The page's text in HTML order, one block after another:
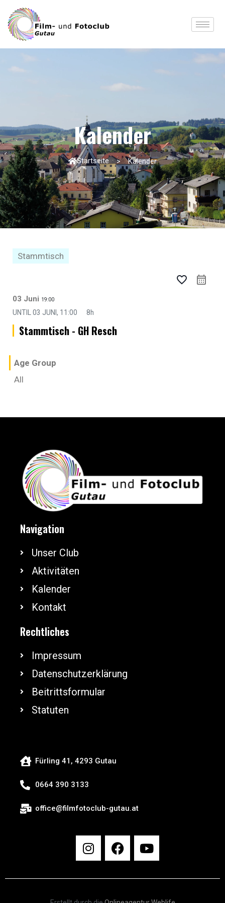
Kalender
Startseite > Kalender
Stammtisch
favorite_border
03 Juni 19:00
UNTIL03 JUNI, 11:00 8h
Stammtisch - GH Resch
Age Group
All
Navigation
Unser Club
Aktivitäten
Kalender
Kontakt
Rechtliches
Impressum
Datenschutzerklärung
Beitrittsformular
Statuten
Fürling 41, 4293 Gutau
0664 390 3133
office@filmfotoclub-gutau.at